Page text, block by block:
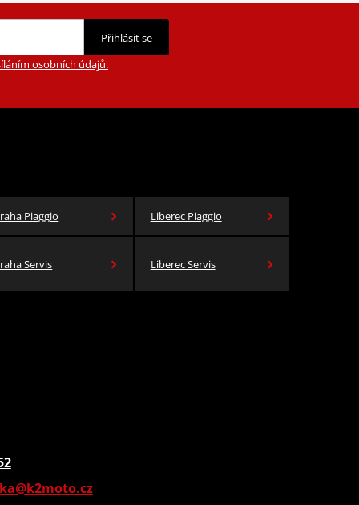
Přihlásit se
osobních údajů.
Piaggio Liberec Piaggio
Servis Liberec Servis